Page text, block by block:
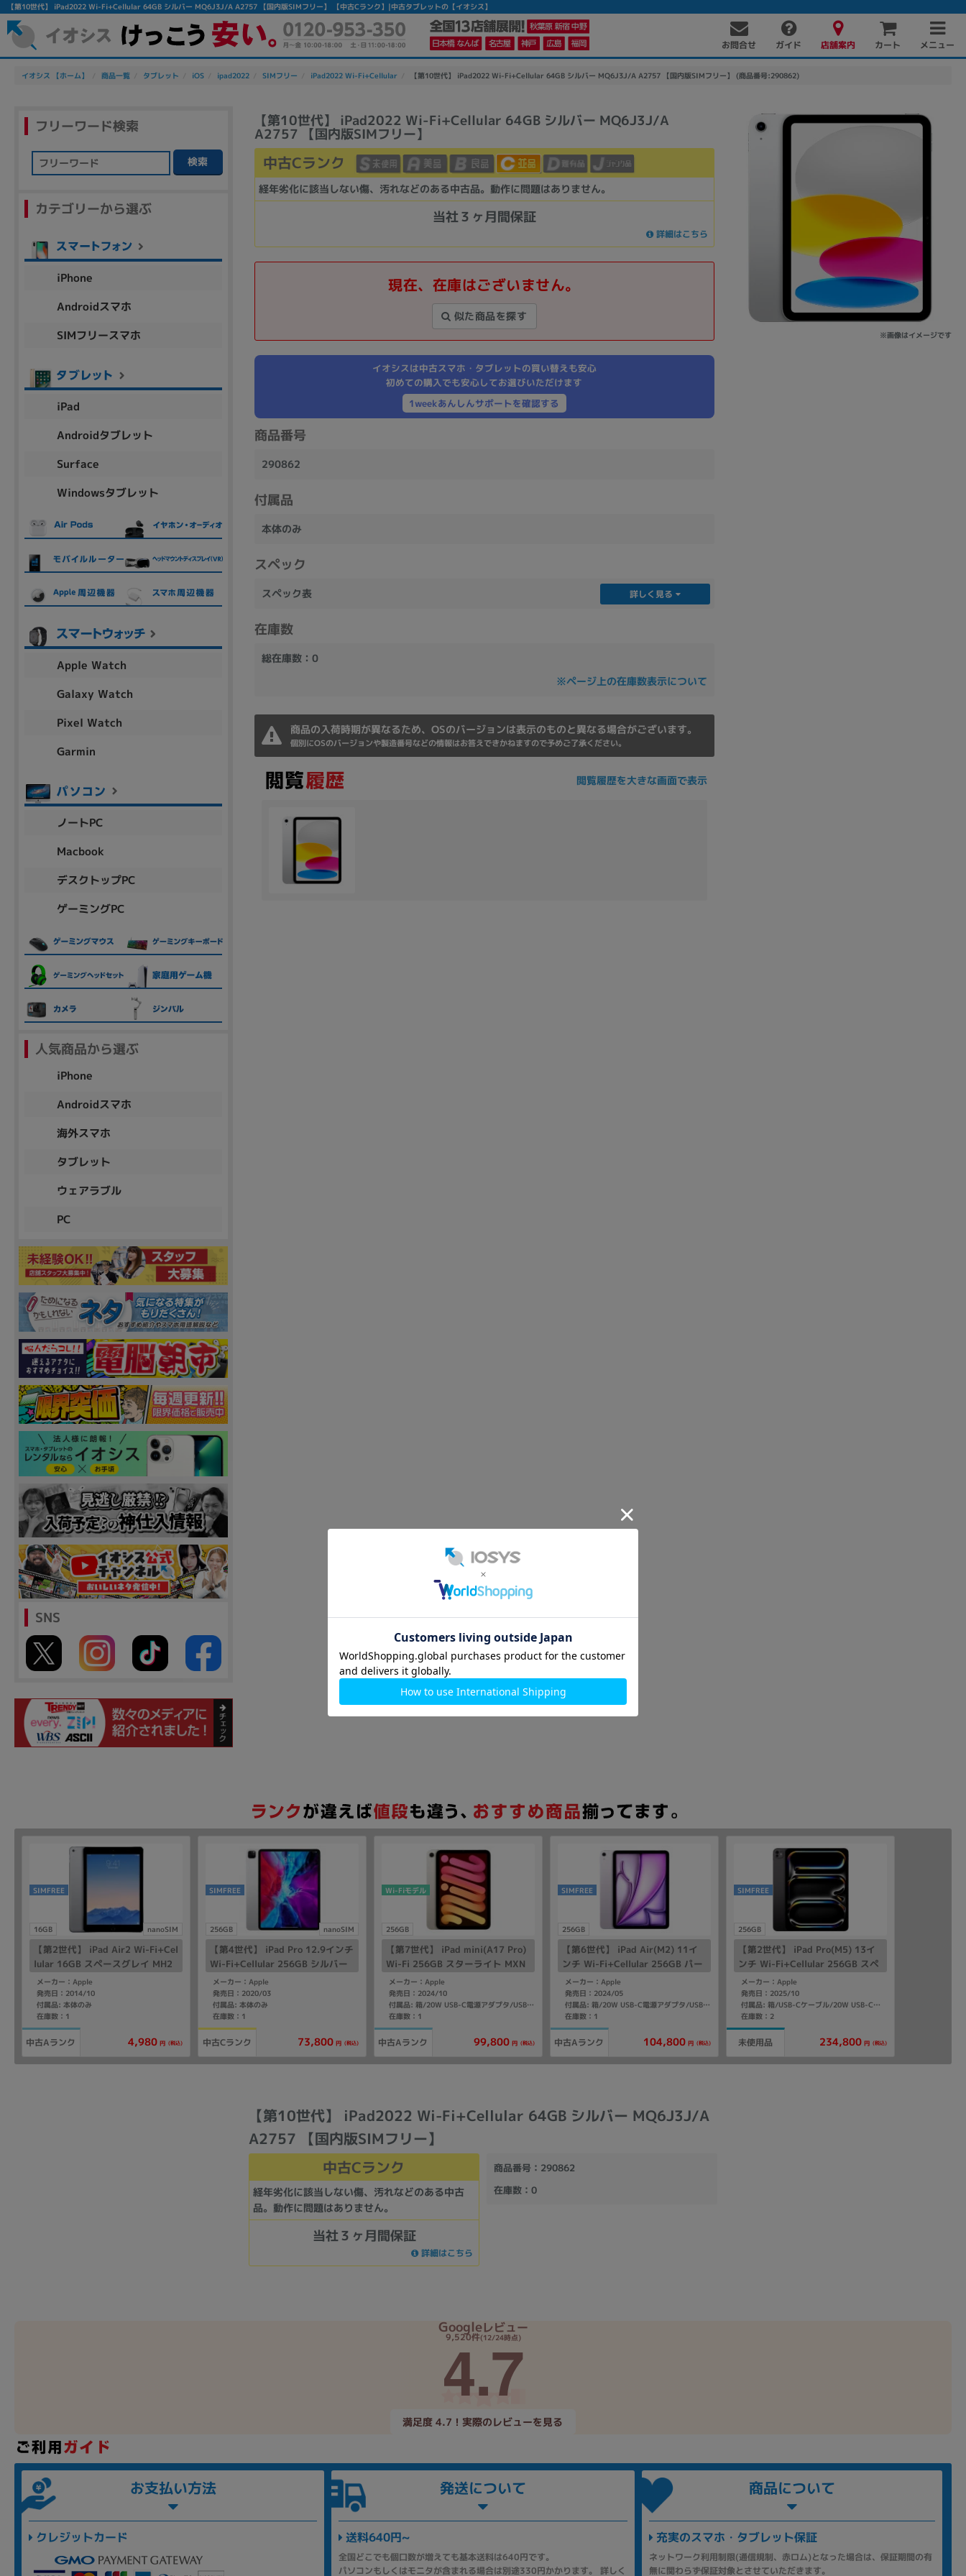
【第10世代】 iPad2022 Wi-Fi+Cellular 64GB シルバー MQ6J3J/A A2757 【国内版SIMフリー】 【中古Cランク】|中古タブレットの【イオシス】
お問合せ ガイド 店舗案内 カート メニュー
イオシス 【ホーム】 商品一覧 タブレット iOS ipad2022 SIMフリー iPad2022 Wi-Fi+Cellular 【第10世代】 iPad2022 Wi-Fi+Cellular 64GB シルバー MQ6J3J/A A2757 【国内版SIMフリー】 (商品番号:290862)
【第10世代】 iPad2022 Wi-Fi+Cellular 64GB シルバー MQ6J3J/A
A2757 【国内版SIMフリー】
※画像はイメージです
中古Cランク
経年劣化に該当しない傷、汚れなどのある中古品。動作に問題はありません。
当社３ヶ月間保証
詳細はこちら
現在、在庫はございません。
似た商品を探す
イオシスは中古スマホ・タブレットの買い替えも安心
初めての購入でも安心してお選びいただけます
1weekあんしんサポートを確認する
商品番号
290862
付属品
本体のみ
スペック
スペック表 詳しく見る
在庫数
総在庫数：0
※ページ上の在庫数表示について
商品の入荷時期が異なるため、OSのバージョンは表示のものと異なる場合がございます。
個別にOSのバージョンや製造番号などの情報はお答えできかねますので予めご了承ください。
閲覧履歴を大きな画面で表示
フリーワード検索
検索
カテゴリーから選ぶ
iPhone
Androidスマホ
SIMフリースマホ
iPad
Androidタブレット
Surface
Windowsタブレット
Apple Watch
Galaxy Watch
Pixel Watch
Garmin
ノートPC
Macbook
デスクトップPC
ゲーミングPC
人気商品から選ぶ
iPhone
Androidスマホ
海外スマホ
タブレット
ウェアラブル
PC
SNS
16GB nanoSIM
SIMFREE
【第2世代】 iPad Air2 Wi-Fi+Cel
lular 16GB スペースグレイ MH2
U2LL/A A1567 【海外版SIMフリ
ー】
メーカー：Apple
発売日：2014/10
付属品: 本体のみ
在庫数：1
中古Aランク 4,980 円 (税込)
256GB nanoSIM
SIMFREE
【第4世代】 iPad Pro 12.9インチ
Wi-Fi+Cellular 256GB シルバー
MXF62J/A A2232 【国内版SIM
フリー】
メーカー：Apple
発売日：2020/03
付属品: 本体のみ
在庫数：1
中古Cランク 73,800 円 (税込)
256GB
Wi-Fiモデル
【第7世代】 iPad mini(A17 Pro)
Wi-Fi 256GB スターライト MXN
D3J/A A2993
メーカー：Apple
発売日：2024/10
付属品: 箱/20W USB-C電源アダプタ/USB-C充電ケーブル(1m)/マニュアル
在庫数：1
中古Aランク 99,800 円 (税込)
256GB
SIMFREE
【第6世代】 iPad Air(M2) 11イ
ンチ Wi-Fi+Cellular 256GB パー
プル MUXL3J/A A2903 【国内版
SIMフリー】
メーカー：Apple
発売日：2024/05
付属品: 箱/20W USB-C電源アダプタ/USB-C充電ケーブル(1m)/マニュアル
在庫数：1
中古Aランク 104,800 円 (税込)
256GB
SIMFREE
【第2世代】 iPad Pro(M5) 13イ
ンチ Wi-Fi+Cellular 256GB スペ
ースブラック ME7W4J/A A3361
【国内版SIMフリー】
メーカー：Apple
発売日：2025/10
付属品: 箱/USB-Cケーブル/20W USB-C電源アダプタ/クイックスタートガイド
在庫数：2
未使用品 234,800 円 (税込)
【第10世代】 iPad2022 Wi-Fi+Cellular 64GB シルバー MQ6J3J/A
A2757 【国内版SIMフリー】
中古Cランク
経年劣化に該当しない傷、汚れなどのある中古
品。動作に問題はありません。
当社３ヶ月間保証
詳細はこちら
商品番号：290862
在庫数：0
Googleレビュー
9,520件(12/24時点)
4.7
満足度 4.7！実際のレビューを見る
お支払い方法
クレジットカード
発送について
送料640円~
全国どこでも個口数が増えても基本送料は640円です。
パソコンもしくはモニタが含まれる場合は別途330円かかります。 詳しく
商品について
充実のスマホ・タブレット保証
ネットワーク利用制限(通信規制、赤ロム)となった場合は、保証期間の有
無に関わらず保証対象とさせていただきます。
かんたんパソコン検索に切り替える
除外ワード
人気の検索ワード：Let's note EliteBook
カテゴリー
ノートPC デスクPC
商品シリーズ名・ブランド名の絞り込み。
Thinkpad VAIO
aspire Inspiron
メーカー
Apple SONY TOSHIBA Panasonic FUJITSU
Asus HP
商品の搭載機能による絞り込み
Webカメラ内蔵
ランク
商品状態の絞り込み
新品/未使用 中古 新品 Aランク
メモリ
~
容量
~
円 ～
各項目のチェックボックスは「or検索」となります。